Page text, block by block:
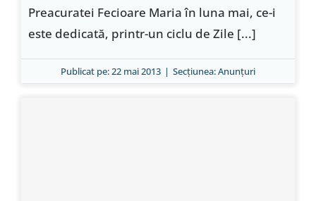
Preacuratei Fecioare Maria în luna mai, ce-i
este dedicată, printr-un ciclu de Zile [...]
Publicat pe: 22 mai 2013 | Secțiunea:Anunţuri